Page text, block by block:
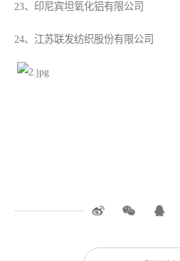
23、印尼宾坦氧化铝有限公司
24、江苏联发纺织股份有限公司